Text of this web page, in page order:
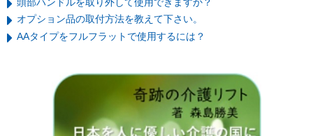
オプション品の取付方法を教えて下さい。
AAタイプをフルフラットで使用するには？